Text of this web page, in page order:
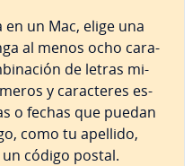
un Mac, elige una
al menos ocho ca­ra­
de letras mi­
y ca­ra­c­te­res es­
o fechas que puedan
como tu apellido,
código postal.